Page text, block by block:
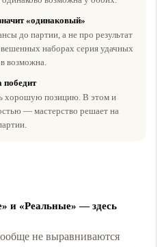
«одинаковый»
до партии, а не про результат
наборах серия удачных
возможна.
победит
хорошую позицию. В этом и
— мастерство решает на
и «Реальные» — здесь
не выравниваются